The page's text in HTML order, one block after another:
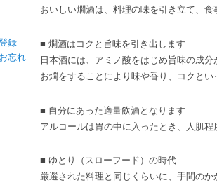
おいしい燗酒は、料理の味を引き立て、食
■ 燗酒はコクと旨味を引き出します
日本酒には、アミノ酸をはじめ旨味の成分
お燗をすることにより味や香り、コクとい
■ 自分にあった適量飲酒となります
アルコールは胃の中に入ったとき、人肌
■ ゆとり（スローフード）の時代
厳選された料理と同じくらいに、手間の
録
忘れ